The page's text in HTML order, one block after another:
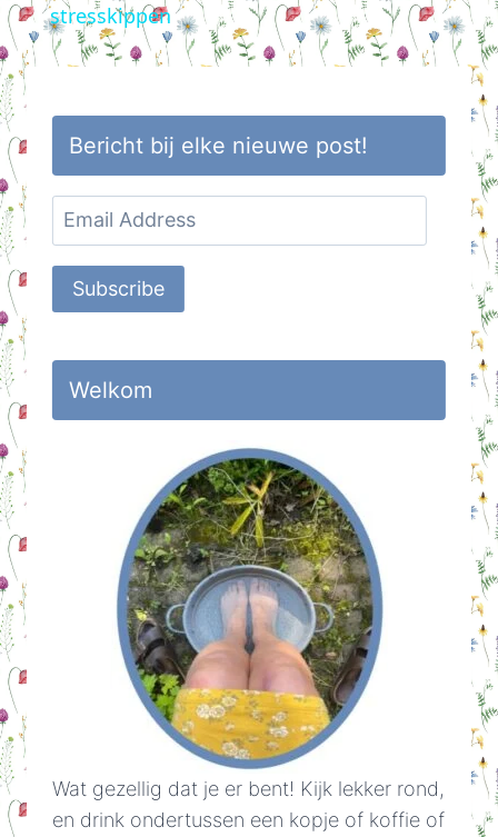
stresskippen
Bericht bij elke nieuwe post!
Email
Address
Subscribe
Welkom
Wat gezellig dat je er bent! Kijk lekker rond,
en drink ondertussen een kopje of koffie of